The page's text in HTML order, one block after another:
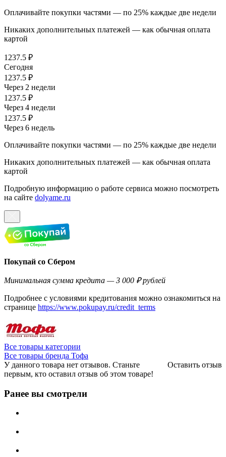
Оплачивайте покупки частями — по 25% каждые две недели
Никаких дополнительных платежей — как обычная оплата
картой
1237.5 ₽
Сегодня
1237.5 ₽
Через 2 недели
1237.5 ₽
Через 4 недели
1237.5 ₽
Через 6 недель
Оплачивайте покупки частями — по 25% каждые две недели
Никаких дополнительных платежей — как обычная оплата
картой
Подробную информацию о работе сервиса можно посмотреть
на сайте dolyame.ru
Покупай со Сбером
Минимальная сумма кредита — 3 000 ₽ рублей
Подробнее с условиями кредитования можно ознакомиться на
странице https://www.pokupay.ru/credit_terms
Все товары категории
Все товары бренда Тофа
Оставить отзыв
У данного товара нет отзывов. Станьте
первым, кто оставил отзыв об этом товаре!
Ранее вы смотрели